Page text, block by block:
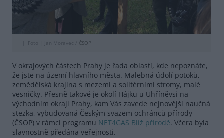
Foto | Jan Moravec / ČSOP
V okrajových částech Prahy je řada oblastí, kde nepoznáte,
že jste na území hlavního města. Malebná údolí potoků,
zemědělská krajina s mezemi a solitérními stromy, malé
vesničky. Přesně takové je okolí Hájku u Uhříněvsi na
východním okraji Prahy, kam Vás zavede nejnovější naučná
stezka, vybudovaná Českým svazem ochránců přírody
(ČSOP) v rámci programu NET4GAS Blíž přírodě. Včera byla
slavnostně předána veřejnosti.